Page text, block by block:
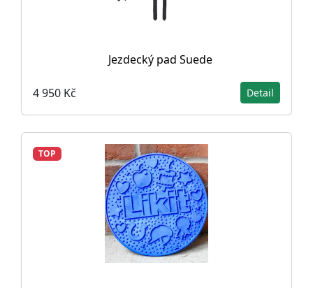
Jezdecký pad Suede
4 950 Kč Detail
TOP